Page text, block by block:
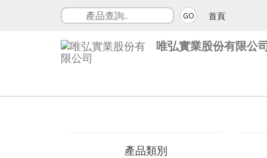
GO 首頁
唯弘實業股份有限公
產品類別